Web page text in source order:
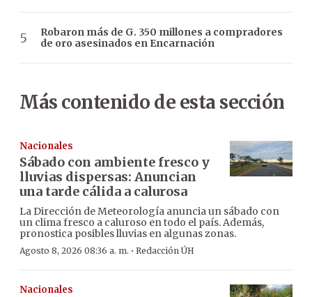
Robaron más de G. 350 millones a compradores
de oro asesinados en Encarnación
Más contenido de esta sección
Nacionales
Sábado con ambiente fresco y
lluvias dispersas: Anuncian
una tarde cálida a calurosa
La Dirección de Meteorología anuncia un sábado con
un clima fresco a caluroso en todo el país. Además,
pronostica posibles lluvias en algunas zonas.
Agosto 8, 2026 08:36 a. m. · Redacción ÚH
Nacionales